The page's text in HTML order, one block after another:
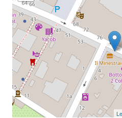
Eventi
Chiedi al
bibliotecario
Avvisi
Orari